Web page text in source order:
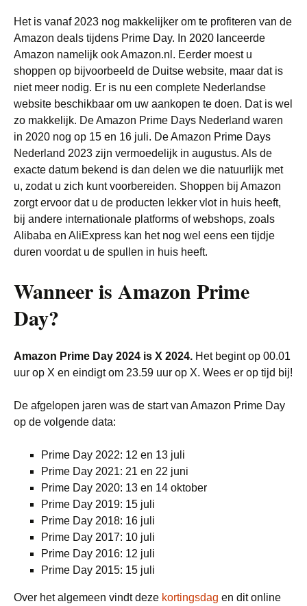
Het is vanaf 2023 nog makkelijker om te profiteren van de
Amazon deals tijdens Prime Day. In 2020 lanceerde
Amazon namelijk ook Amazon.nl. Eerder moest u
shoppen op bijvoorbeeld de Duitse website, maar dat is
niet meer nodig. Er is nu een complete Nederlandse
website beschikbaar om uw aankopen te doen. Dat is wel
zo makkelijk. De Amazon Prime Days Nederland waren
in 2020 nog op 15 en 16 juli. De Amazon Prime Days
Nederland 2023 zijn vermoedelijk in augustus. Als de
exacte datum bekend is dan delen we die natuurlijk met
u, zodat u zich kunt voorbereiden. Shoppen bij Amazon
zorgt ervoor dat u de producten lekker vlot in huis heeft,
bij andere internationale platforms of webshops, zoals
Alibaba en AliExpress kan het nog wel eens een tijdje
duren voordat u de spullen in huis heeft.
Wanneer is Amazon Prime
Day?
Amazon Prime Day 2024 is X 2024. Het begint op 00.01
uur op X en eindigt om 23.59 uur op X. Wees er op tijd bij!
De afgelopen jaren was de start van Amazon Prime Day
op de volgende data:
Prime Day 2022: 12 en 13 juli
Prime Day 2021: 21 en 22 juni
Prime Day 2020: 13 en 14 oktober
Prime Day 2019: 15 juli
Prime Day 2018: 16 juli
Prime Day 2017: 10 juli
Prime Day 2016: 12 juli
Prime Day 2015: 15 juli
Over het algemeen vindt deze kortingsdag en dit online